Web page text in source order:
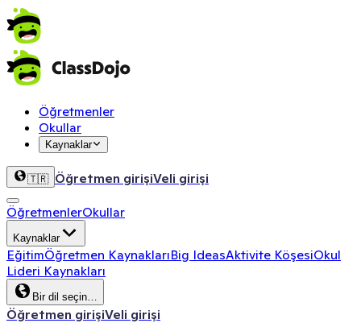
Öğretmenler
Okullar
Kaynaklar
🇹🇷 Öğretmen girişiVeli girişi
ÖğretmenlerOkullar
Kaynaklar
EğitimÖğretmen KaynaklarıBig IdeasAktivite KöşesiOkul
Lideri Kaynakları
Bir dil seçin…
Öğretmen girişiVeli girişi